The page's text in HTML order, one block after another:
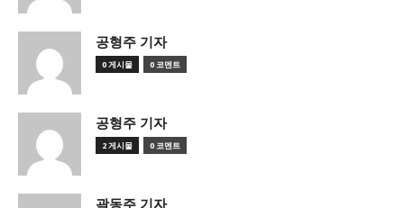
공형주 기자
0 게시물 0 코멘트
공형주 기자
2 게시물 0 코멘트
곽동주 기자